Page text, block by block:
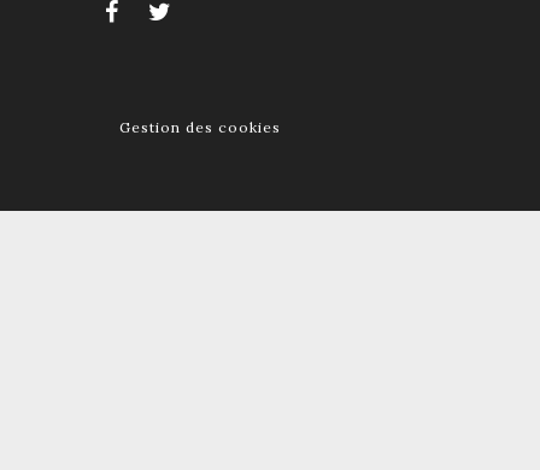
Gestion des cookies